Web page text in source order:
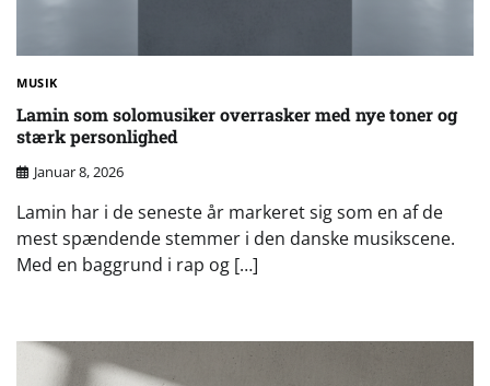
MUSIK
Lamin som solomusiker overrasker med nye toner og
stærk personlighed
Januar 8, 2026
Lamin har i de seneste år markeret sig som en af de
mest spændende stemmer i den danske musikscene.
Med en baggrund i rap og […]